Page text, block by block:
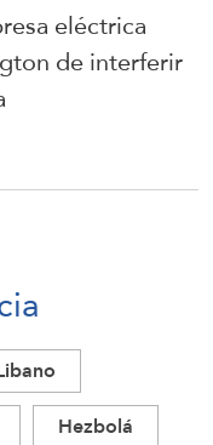
eléctrica
de interferir
Hezbolá